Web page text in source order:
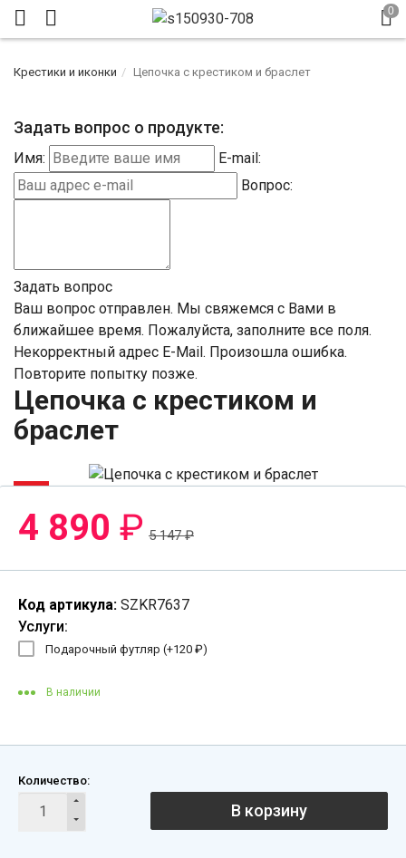
Крестики и иконки Цепочка с крестиком и браслет
Задать вопрос о продукте:
Имя:
E-mail:
Вопрос:
Задать вопрос
Ваш вопрос отправлен. Мы свяжемся с Вами в
ближайшее время. Пожалуйста, заполните все поля.
Некорректный адрес E-Mail. Произошла ошибка.
Повторите попытку позже.
Цепочка с крестиком и
браслет
-5%
4 890 ₽ 5 147₽
Код артикула: SZKR7637
Услуги:
Подарочный футляр (+120 ₽)
В наличии
Количество:
В корзину